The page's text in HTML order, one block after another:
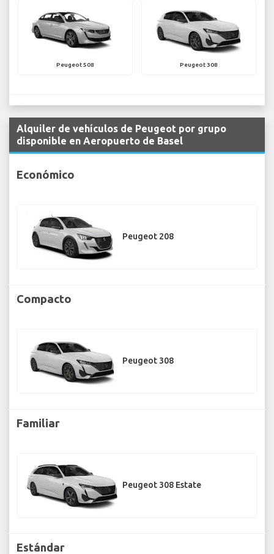
Peugeot 508 Peugeot 308
Alquiler de vehículos de Peugeot por grupo
disponible en Aeropuerto de Basel
Económico
Peugeot 208
Compacto
Peugeot 308
Familiar
Peugeot 308 Estate
Estándar